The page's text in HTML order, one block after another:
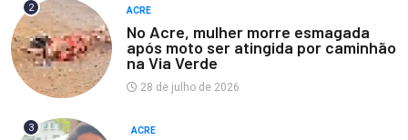
2 ACRE
No Acre, mulher morre esmagada
após moto ser atingida por caminhão
na Via Verde
28 de julho de 2026
3 ACRE